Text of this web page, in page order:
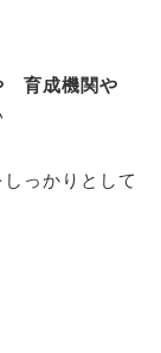
育成機関や
っかりとして